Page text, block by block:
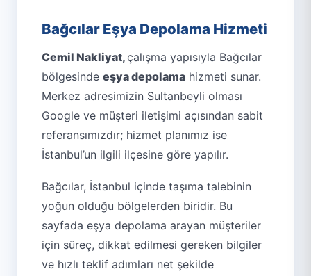
Bağcılar Eşya Depolama Hizmeti
Cemil Nakliyat,çalışma yapısıyla Bağcılar
bölgesinde eşya depolama hizmeti sunar.
Merkez adresimizin Sultanbeyli olması
Google ve müşteri iletişimi açısından sabit
referansımızdır; hizmet planımız ise
İstanbul’un ilgili ilçesine göre yapılır.
Bağcılar, İstanbul içinde taşıma talebinin
yoğun olduğu bölgelerden biridir. Bu
sayfada eşya depolama arayan müşteriler
için süreç, dikkat edilmesi gereken bilgiler
ve hızlı teklif adımları net şekilde